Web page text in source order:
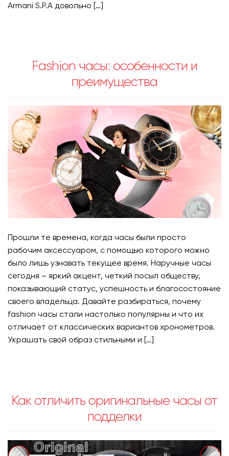
Armani S.P.A довольно […]
Fashion часы: особенности и
преимущества
Прошли те времена, когда часы были просто
рабочим аксессуаром, с помощью которого можно
было лишь узнавать текущее время. Наручные часы
сегодня – яркий акцент, четкий посыл обществу,
показывающий статус, успешность и благосостояние
своего владельца. Давайте разбираться, почему
fashion часы стали настолько популярны и что их
отличает от классических вариантов хронометров.
Украшать свой образ стильными и […]
Как отличить оригинальные часы от
подделки